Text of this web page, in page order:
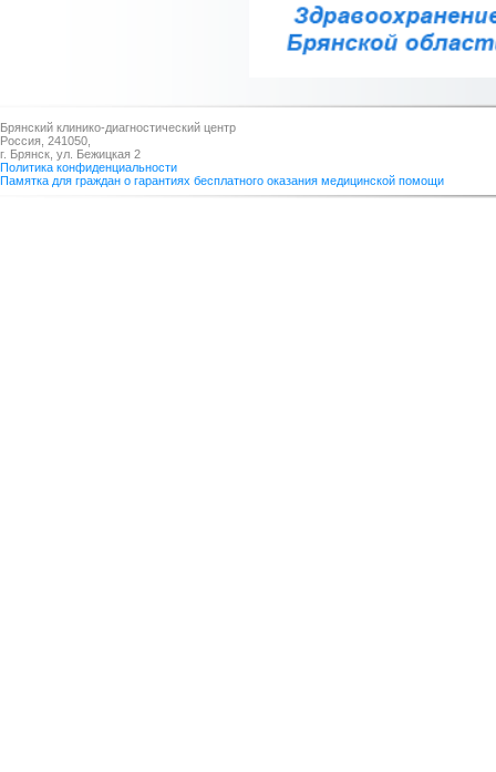
Брянский клинико-диагностический центр
Россия, 241050,
г. Брянск, ул. Бежицкая 2
Политика конфиденциальности
Памятка для граждан о гарантиях бесплатного оказания медицинской помощи